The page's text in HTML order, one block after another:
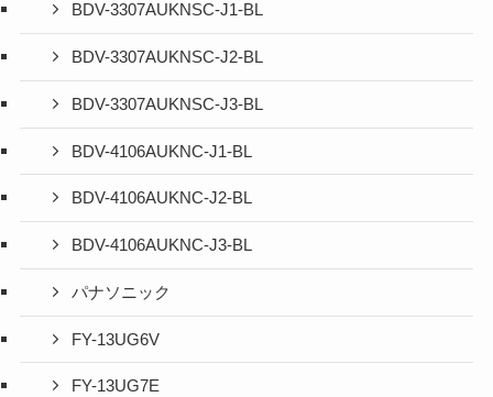
BDV-3307AUKNSC-J1-BL
BDV-3307AUKNSC-J2-BL
BDV-3307AUKNSC-J3-BL
BDV-4106AUKNC-J1-BL
BDV-4106AUKNC-J2-BL
BDV-4106AUKNC-J3-BL
パナソニック
FY-13UG6V
FY-13UG7E